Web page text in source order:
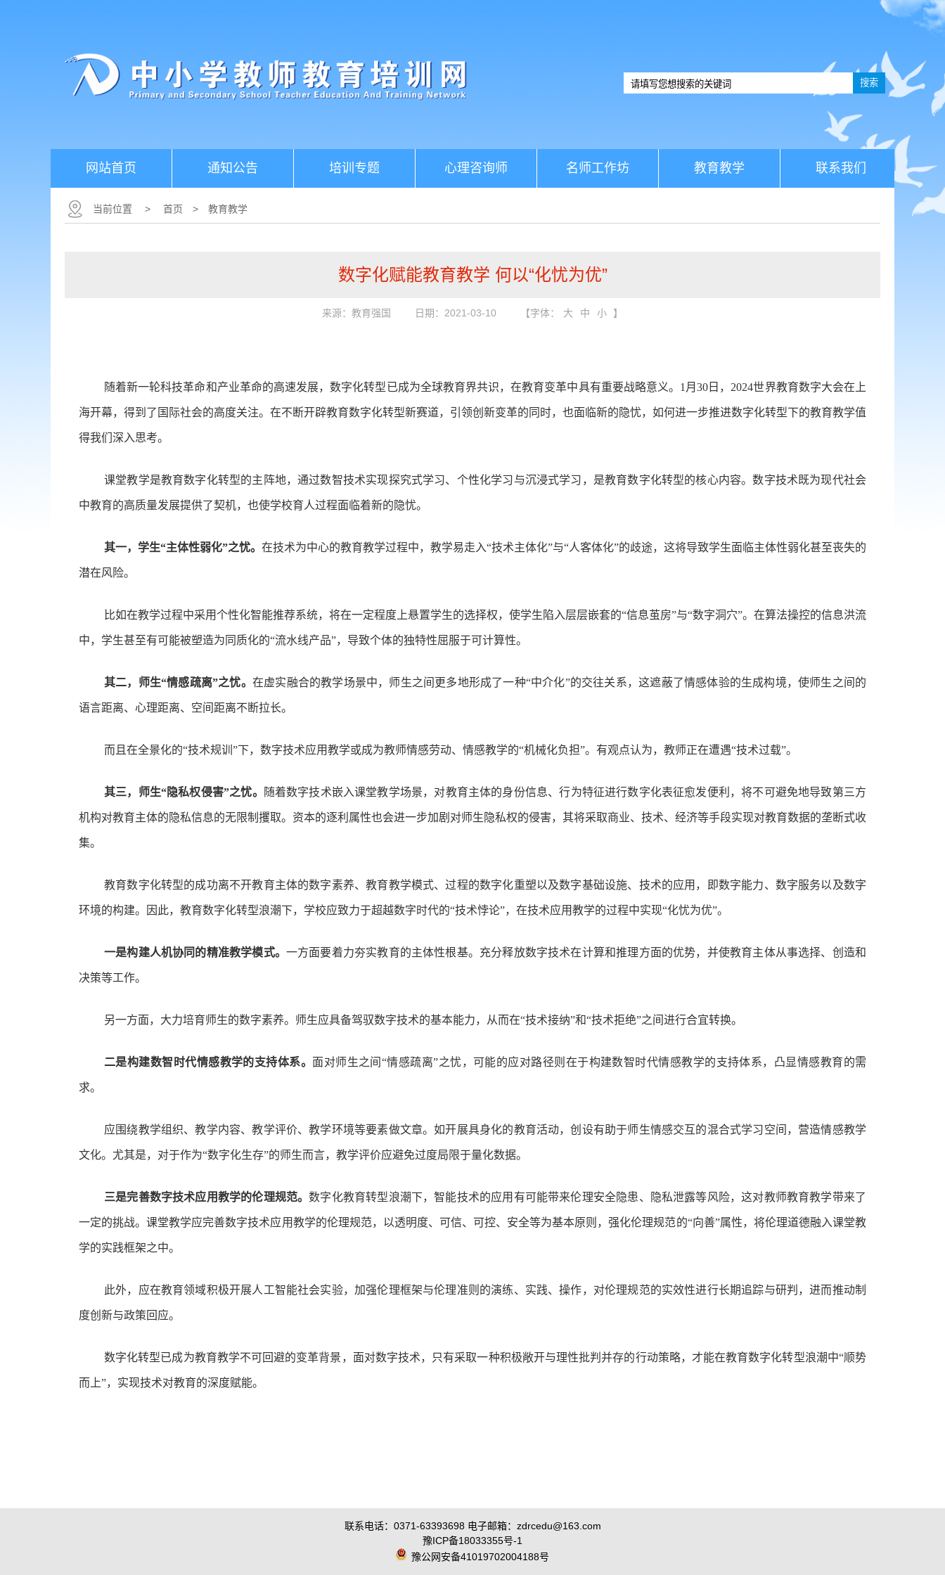
搜索
网站首页 通知公告 培训专题 心理咨询师 名师工作坊 教育教学 联系我们
当前位置 > 首页 > 教育教学
数字化赋能教育教学 何以“化忧为优”
来源：教育强国 日期：2021-03-10 【字体： 大 中 小 】
随着新一轮科技革命和产业革命的高速发展，数字化转型已成为全球教育界共识，在教育变革中具有重要战略意义。1月30日，2024世界教育数字大会在上
海开幕，得到了国际社会的高度关注。在不断开辟教育数字化转型新赛道，引领创新变革的同时，也面临新的隐忧，如何进一步推进数字化转型下的教育教学值
得我们深入思考。
课堂教学是教育数字化转型的主阵地，通过数智技术实现探究式学习、个性化学习与沉浸式学习，是教育数字化转型的核心内容。数字技术既为现代社会
中教育的高质量发展提供了契机，也使学校育人过程面临着新的隐忧。
其一，学生“主体性弱化”之忧。 在技术为中心的教育教学过程中，教学易走入“技术主体化”与“人客体化”的歧途，这将导致学生面临主体性弱化甚至丧失的
潜在风险。
比如在教学过程中采用个性化智能推荐系统，将在一定程度上悬置学生的选择权，使学生陷入层层嵌套的“信息茧房”与“数字洞穴”。在算法操控的信息洪流
中，学生甚至有可能被塑造为同质化的“流水线产品”，导致个体的独特性屈服于可计算性。
其二，师生“情感疏离”之忧。 在虚实融合的教学场景中，师生之间更多地形成了一种“中介化”的交往关系，这遮蔽了情感体验的生成构境，使师生之间的
语言距离、心理距离、空间距离不断拉长。
而且在全景化的“技术规训”下，数字技术应用教学或成为教师情感劳动、情感教学的“机械化负担”。有观点认为，教师正在遭遇“技术过载”。
其三，师生“隐私权侵害”之忧。 随着数字技术嵌入课堂教学场景，对教育主体的身份信息、行为特征进行数字化表征愈发便利，将不可避免地导致第三方
机构对教育主体的隐私信息的无限制攫取。资本的逐利属性也会进一步加剧对师生隐私权的侵害，其将采取商业、技术、经济等手段实现对教育数据的垄断式收
集。
教育数字化转型的成功离不开教育主体的数字素养、教育教学模式、过程的数字化重塑以及数字基础设施、技术的应用，即数字能力、数字服务以及数字
环境的构建。因此，教育数字化转型浪潮下，学校应致力于超越数字时代的“技术悖论”，在技术应用教学的过程中实现“化忧为优”。
一是构建人机协同的精准教学模式。 一方面要着力夯实教育的主体性根基。充分释放数字技术在计算和推理方面的优势，并使教育主体从事选择、创造和
决策等工作。
另一方面，大力培育师生的数字素养。师生应具备驾驭数字技术的基本能力，从而在“技术接纳”和“技术拒绝”之间进行合宜转换。
二是构建数智时代情感教学的支持体系。 面对师生之间“情感疏离”之忧，可能的应对路径则在于构建数智时代情感教学的支持体系，凸显情感教育的需
求。
应围绕教学组织、教学内容、教学评价、教学环境等要素做文章。如开展具身化的教育活动，创设有助于师生情感交互的混合式学习空间，营造情感教学
文化。尤其是，对于作为“数字化生存”的师生而言，教学评价应避免过度局限于量化数据。
三是完善数字技术应用教学的伦理规范。数字化教育转型浪潮下，智能技术的应用有可能带来伦理安全隐患、隐私泄露等风险，这对教师教育教学带来了
一定的挑战。课堂教学应完善数字技术应用教学的伦理规范，以透明度、可信、可控、安全等为基本原则，强化伦理规范的“向善”属性，将伦理道德融入课堂教
学的实践框架之中。
此外，应在教育领域积极开展人工智能社会实验，加强伦理框架与伦理准则的演练、实践、操作，对伦理规范的实效性进行长期追踪与研判，进而推动制
度创新与政策回应。
数字化转型已成为教育教学不可回避的变革背景，面对数字技术，只有采取一种积极敞开与理性批判并存的行动策略，才能在教育数字化转型浪潮中“顺势
而上”，实现技术对教育的深度赋能。
联系电话：0371-63393698 电子邮箱：zdrcedu@163.com
豫ICP备18033355号-1
豫公网安备41019702004188号